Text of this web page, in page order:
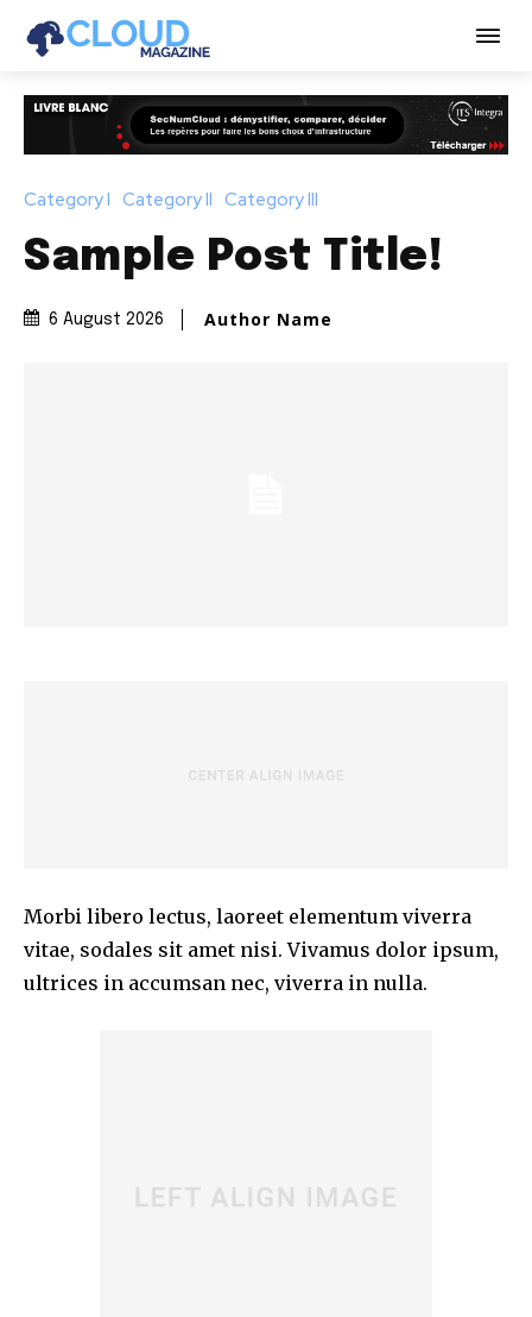
Category I Category II Category III
Sample Post Title!
6 August 2026 Author Name
Morbi libero lectus, laoreet elementum viverra
vitae, sodales sit amet nisi. Vivamus dolor ipsum,
ultrices in accumsan nec, viverra in nulla.